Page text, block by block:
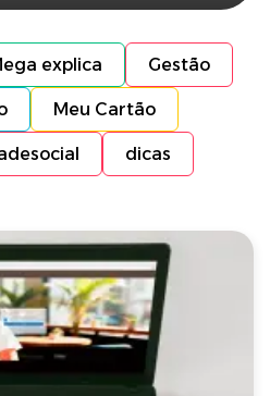
explica Gestão
Meu Cartão
dicas